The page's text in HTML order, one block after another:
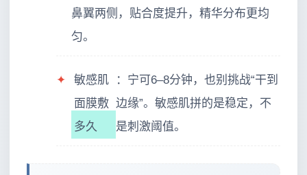
鼻翼两侧，贴合度提升，精华分布更均
匀。
✦
敏感肌
面膜敷
多久
：宁可6–8分钟，也别挑战“干到
边缘”。敏感肌拼的是稳定，不
是刺激阈值。